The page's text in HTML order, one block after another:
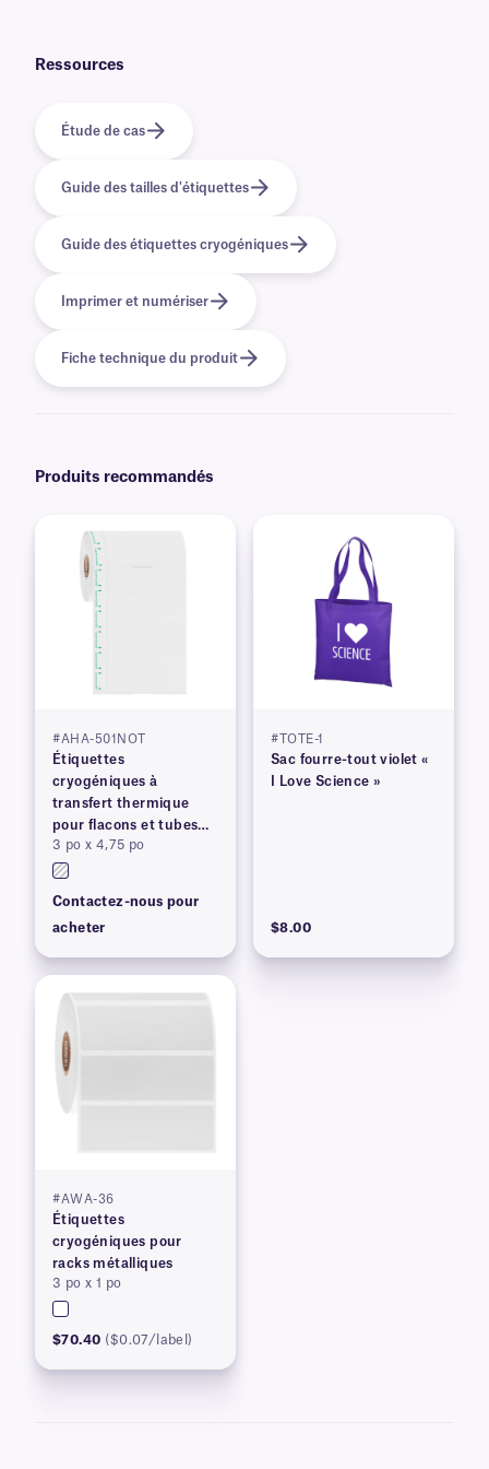
Ressources
Étude de cas
Guide des tailles d'étiquettes
Guide des étiquettes cryogéniques
Imprimer et numériser
Fiche technique du produit
Produits recommandés
#AHA-501NOT
Étiquettes
cryogéniques à
transfert thermique
pour flacons et tubes
congelés
3 po x 4,75 po
Contactez-nous pour
acheter
#TOTE-1
Sac fourre-tout violet «
I Love Science »
$8.00
#AWA-36
Étiquettes
cryogéniques pour
racks métalliques
3 po x 1 po
$70.40 ($0.07/label)